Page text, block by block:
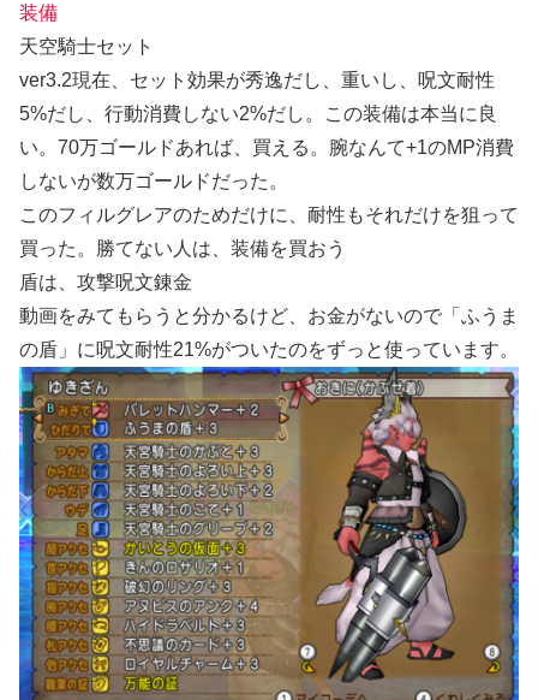
装備
天空騎士セット
ver3.2現在、セット効果が秀逸だし、重いし、呪文耐性
5%だし、行動消費しない2%だし。この装備は本当に良
い。70万ゴールドあれば、買える。腕なんて+1のMP消費
しないが数万ゴールドだった。
このフィルグレアのためだけに、耐性もそれだけを狙って
買った。勝てない人は、装備を買おう
盾は、攻撃呪文錬金
動画をみてもらうと分かるけど、お金がないので「ふうま
の盾」に呪文耐性21%がついたのをずっと使っています。